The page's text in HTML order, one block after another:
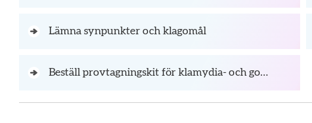
Lämna synpunkter och klagomål
Beställ provtagningskit för klamydia- och gonorrétest